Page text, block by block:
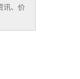
讯、价